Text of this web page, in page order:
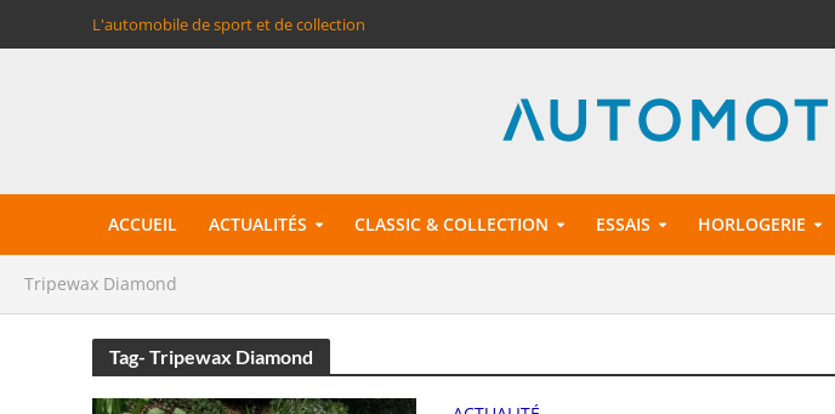
L'automobile de sport et de collection
ACCUEIL ACTUALITÉS CLASSIC & COLLECTION ESSAIS HORLOGERIE
Tripewax Diamond
Tag- Tripewax Diamond